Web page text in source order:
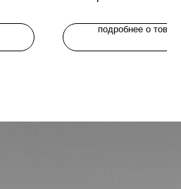
подробнее о